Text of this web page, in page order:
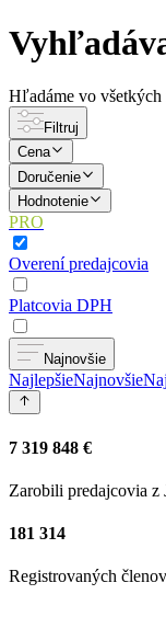
Hľadáme vo všetkých
Filtruj
Cena
Doručenie
Hodnotenie
PRO
Overení predajcovia
Platcovia DPH
Najnovšie
NajlepšieNajnovšie
7 319 848 €
Zarobili predajcovia z
181 314
Registrovaných